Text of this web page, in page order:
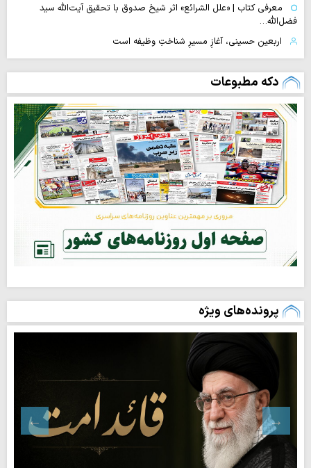
معرفی کتاب | «علل الشرائع» اثر شیخ صدوق با تحقیق آیت‌الله سید
فضل‌الله…
اربعین حسینی، آغازِ مسیرِ شناختِ وظیفه است
دکه مطبوعات
پرونده‌های ویژه